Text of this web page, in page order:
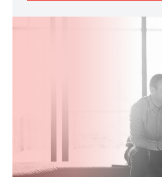
Suivez l’évolution de